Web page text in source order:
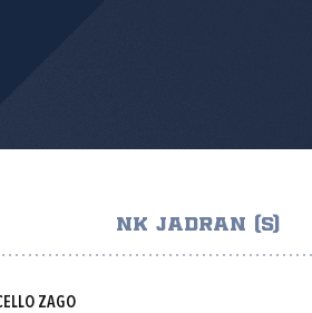
NK JADRAN (S)
ZAGO